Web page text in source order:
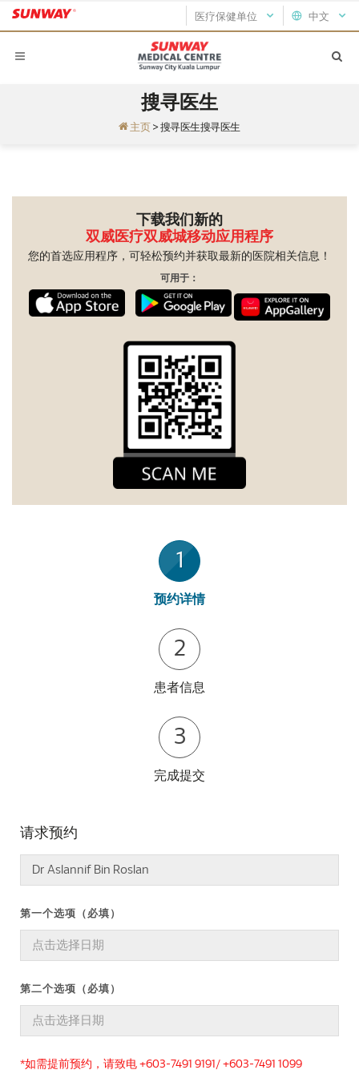
中文
医疗保健单位
搜寻医生
主页 > 搜寻医生搜寻医生
下载我们新的
双威医疗双威城移动应用程序
您的首选应用程序，可轻松预约并获取最新的医院相关信息！
可用于：
1
预约详情
2
患者信息
3
完成提交
请求预约
第一个选项（必填）
第二个选项（必填）
*如需提前预约，请致电 +603-7491 9191/ +603-7491 1099